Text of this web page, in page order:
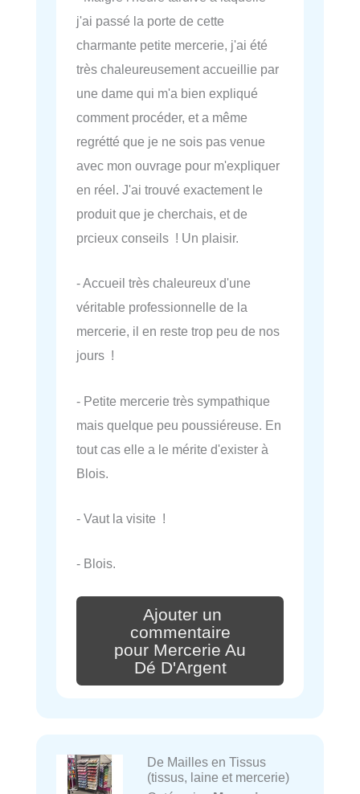
j'ai passé la porte de cette
charmante petite mercerie, j'ai été
très chaleureusement accueillie par
une dame qui m'a bien expliqué
comment procéder, et a même
regrétté que je ne sois pas venue
avec mon ouvrage pour m'expliquer
en réel. J'ai trouvé exactement le
produit que je cherchais, et de
prcieux conseils ! Un plaisir.
- Accueil très chaleureux d'une
véritable professionnelle de la
mercerie, il en reste trop peu de nos
jours !
- Petite mercerie très sympathique
mais quelque peu poussiéreuse. En
tout cas elle a le mérite d'exister à
Blois.
- Vaut la visite !
- Blois.
Ajouter un
commentaire
pour Mercerie Au
Dé D'Argent
De Mailles en Tissus
(tissus, laine et mercerie)